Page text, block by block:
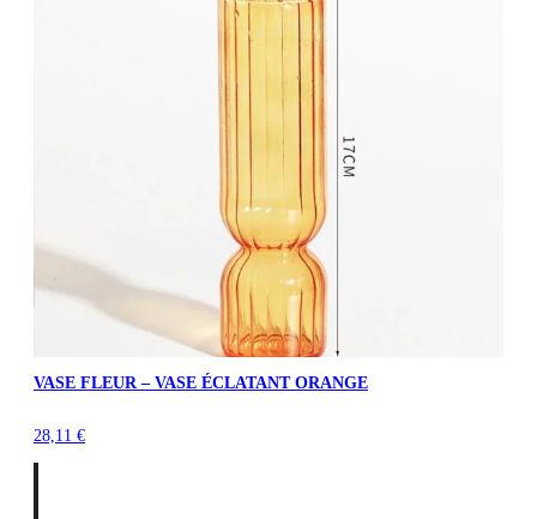
VASE FLEUR – VASE ÉCLATANT ORANGE
28,11 €